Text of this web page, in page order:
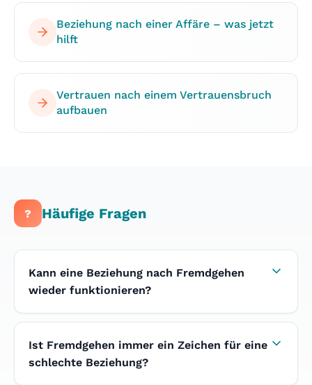
Beziehung nach einer Affäre – was jetzt
hilft
Vertrauen nach einem Vertrauensbruch
aufbauen
? Häufige Fragen
Kann eine Beziehung nach Fremdgehen
wieder funktionieren?
Ja, viele Paare finden nach einer Affäre wieder
beider Partner, ehrlich auf die
Beziehungsdynamik zu schauen und an den
Ist Fremdgehen immer ein Zeichen für eine
schlechte Beziehung?